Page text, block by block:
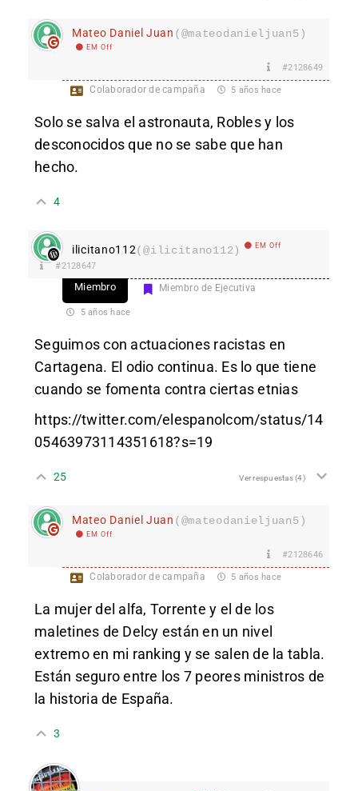
Mateo Daniel Juan (@mateodanieljuan5)
EM Off
#2128649
Colaborador de campaña 5 años hace
Solo se salva el astronauta, Robles y los
desconocidos que no se sabe que han
hecho.
4
ilicitano112(@ilicitano112) EM Off
#2128647
Miembro Miembro de Ejecutiva
5 años hace
Seguimos con actuaciones racistas en
Cartagena. El odio continua. Es lo que tiene
cuando se fomenta contra ciertas etnias
https://twitter.com/elespanolcom/status/14
05463973114351618?s=19
25 Ver respuestas(4)
Mateo Daniel Juan (@mateodanieljuan5)
EM Off
#2128646
Colaborador de campaña 5 años hace
La mujer del alfa, Torrente y el de los
maletines de Delcy están en un nivel
extremo en mi ranking y se salen de la tabla.
Están seguro entre los 7 peores ministros de
la historia de España.
3